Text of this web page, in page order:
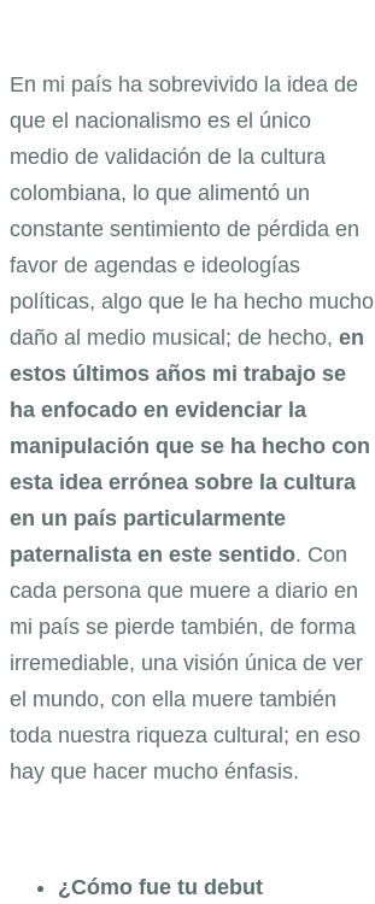
En mi país ha sobrevivido la idea de
que el nacionalismo es el único
medio de validación de la cultura
colombiana, lo que alimentó un
constante sentimiento de pérdida en
favor de agendas e ideologías
políticas, algo que le ha hecho mucho
daño al medio musical; de hecho, en
estos últimos años mi trabajo se
ha enfocado en evidenciar la
manipulación que se ha hecho con
esta idea errónea sobre la cultura
en un país particularmente
paternalista en este sentido. Con
cada persona que muere a diario en
mi país se pierde también, de forma
irremediable, una visión única de ver
el mundo, con ella muere también
toda nuestra riqueza cultural; en eso
hay que hacer mucho énfasis.
¿Cómo fue tu debut